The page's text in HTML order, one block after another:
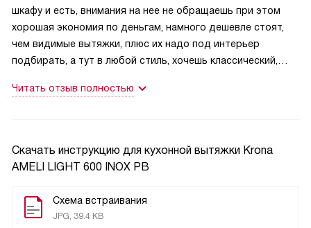
Скачать инструкцию для кухонной вытяжки Krona
AMELI LIGHT 600 INOX PB
Схема встраивания
JPG, 39.4 KB
шкафу и есть, внимания на нее не обращаешь при этом
хорошая экономия по деньгам, намного дешевле стоят,
чем видимые вытяжки, плюс их надо под интерьер
подбирать, а тут в любой стиль, хочешь классический,
Читать отзыв полностью